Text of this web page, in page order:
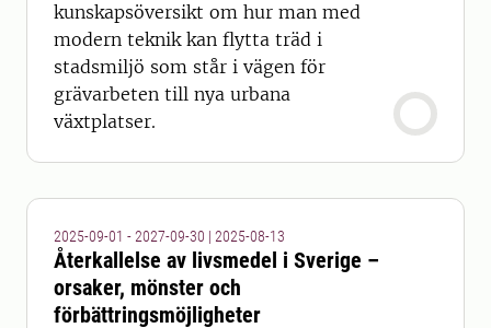
kunskapsöversikt om hur man med
modern teknik kan flytta träd i
stadsmiljö som står i vägen för
grävarbeten till nya urbana
växtplatser.
2025-09-01 - 2027-09-30 | 2025-08-13
Återkallelse av livsmedel i Sverige –
orsaker, mönster och
förbättringsmöjligheter